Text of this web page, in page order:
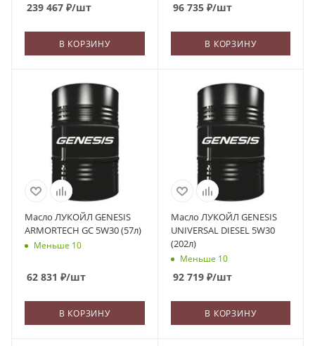
239 467 ₽/шт
В КОРЗИНУ
96 735₽/шт
В КОРЗИНУ
Масло ЛУКОЙЛ GENESIS
ARMORTECH GC 5W30 (57л)
Меньше 10
62 831 ₽/шт
В КОРЗИНУ
Масло ЛУКОЙЛ GENESIS
UNIVERSAL DIESEL 5W30
(202л)
Меньше 10
92 719₽/шт
В КОРЗИНУ